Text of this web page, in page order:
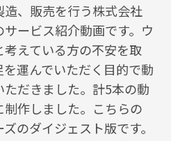
、販売を行う株式会社
ービス紹介動画です。ウ
えている方の不安を取
運んでいただく目的で動
だきました。計5本の動
作しました。こちらの
のダイジェスト版です。